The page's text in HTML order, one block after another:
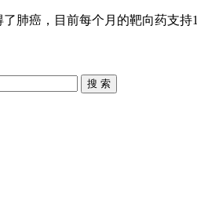
肺癌，目前每个月的靶向药支
搜 索